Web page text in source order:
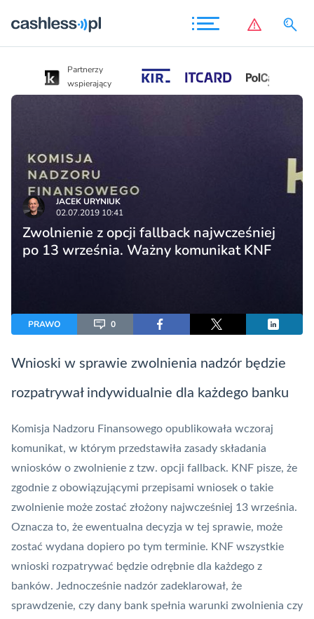
Partnerzy
wspierający
JACEK URYNIUK
02.07.2019 10:41
Zwolnienie z opcji fallback najwcześniej
po 13 września. Ważny komunikat KNF
PRAWO 0
Wnioski w sprawie zwolnienia nadzór będzie
rozpatrywał indywidualnie dla każdego banku
Komisja Nadzoru Finansowego opublikowała wczoraj
komunikat, w którym przedstawiła zasady składania
wniosków o zwolnienie z tzw. opcji fallback. KNF pisze, że
zgodnie z obowiązującymi przepisami wniosek o takie
zwolnienie może zostać złożony najwcześniej 13 września.
Oznacza to, że ewentualna decyzja w tej sprawie, może
zostać wydana dopiero po tym terminie. KNF wszystkie
wnioski rozpatrywać będzie odrębnie dla każdego z
banków. Jednocześnie nadzór zadeklarował, że
sprawdzenie, czy dany bank spełnia warunki zwolnienia czy